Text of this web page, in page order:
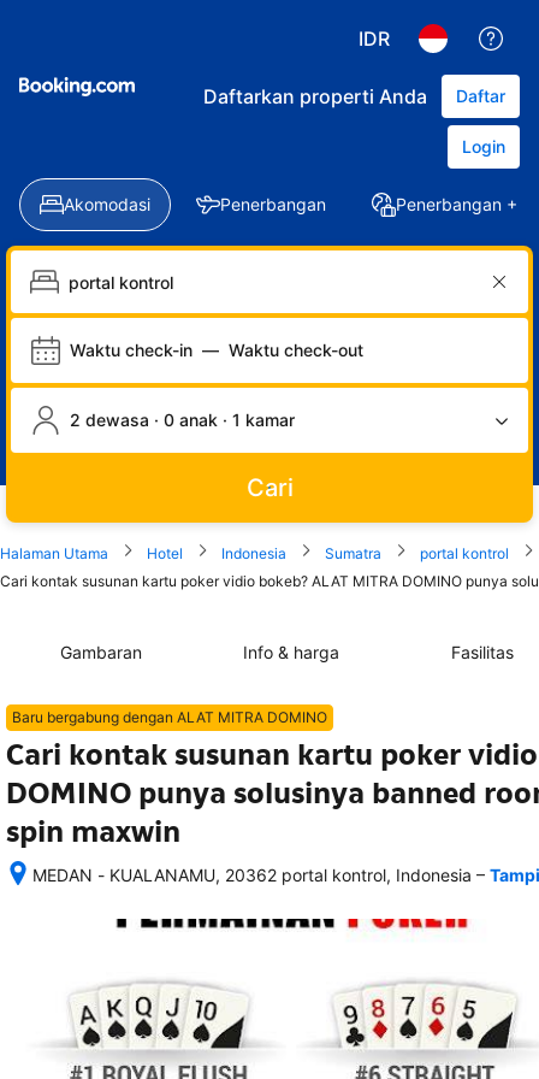
IDR
Daftarkan properti Anda Daftar
Login
Akomodasi Penerbangan Penerbangan +
Waktu check-in — Waktu check-out
2 dewasa · 0 anak · 1 kamar
Cari
Halaman Utama Hotel Indonesia Sumatra
portal kontrol
Cari kontak susunan kartu poker vidio bokeb? ALAT MITRA DOMINO punya
Gambaran Info & harga Fasilitas
Baru bergabung dengan ALAT MITRA DOMINO
Cari kontak susunan kartu poker
DOMINO punya solusinya banned
spin maxwin
MEDAN - KUALANAMU, 20362 portal kontrol, Indonesia
akomodasi
termasuk
nomor
telepon
–